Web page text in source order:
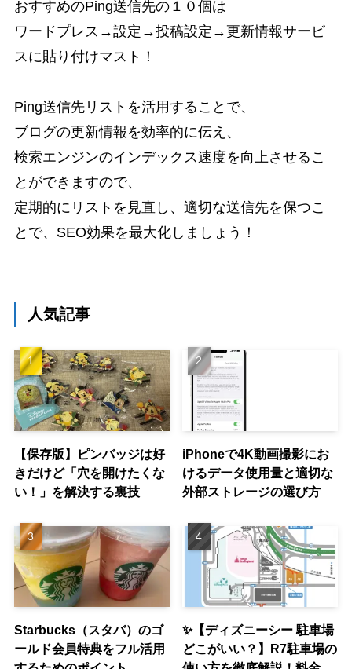
おすすめのPing送信先の１０個は
ワードプレス→設定→投稿設定→更新情報サービ
スに貼り付けマスト！
Ping送信先リストを活用することで、
ブログの更新情報を効率的に伝え、
検索エンジンのインデックス速度を向上させるこ
とができますので、
定期的にリストを見直し、適切な送信先を保つこ
とで、SEO効果を最大化しましょう！
人気記事
【保存版】ピンバッジは好
きだけど「穴を開けたくな
い！」を解決する裏技
iPhoneで4K動画撮影にお
けるデータ使用量と適切な
外部ストレージの選び方
Starbucks（スタバ）のゴ
ールド会員特典をフル活用
✨【ディズニーシー 駐車場
どこがいい？】R7駐車場の